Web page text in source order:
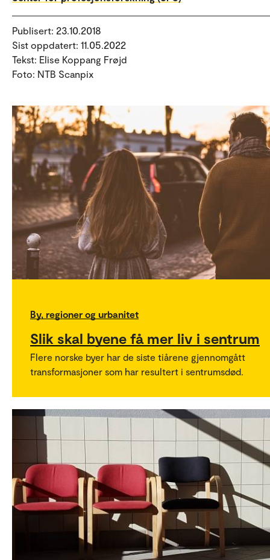
Publisert: 23.10.2018
Sist oppdatert: 11.05.2022
Tekst: Elise Koppang Frøjd
Foto: NTB Scanpix
By, regioner og urbanitet
Slik skal byene få mer liv i sentrum
Flere norske byer har de siste tiårene gjennomgått
transformasjoner som har resultert i sentrumsdød.